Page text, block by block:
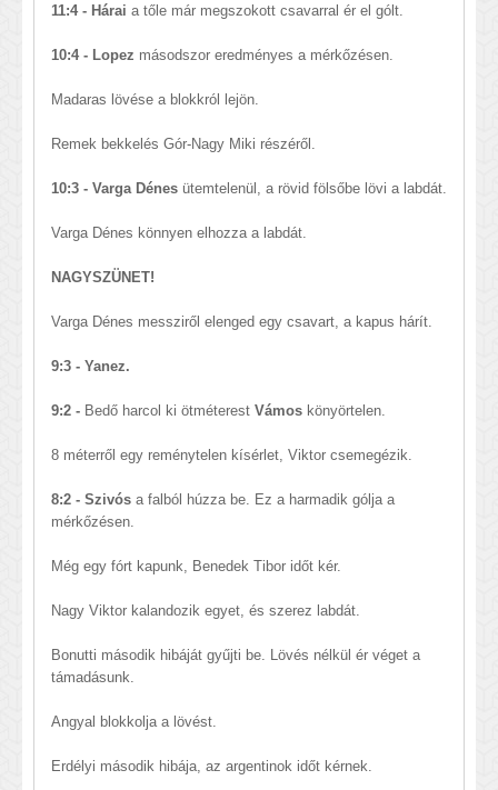
11:4 - Hárai a tőle már megszokott csavarral ér el gólt.
10:4 - Lopez másodszor eredményes a mérkőzésen.
Madaras lövése a blokkról lejön.
Remek bekkelés Gór-Nagy Miki részéről.
10:3 - Varga Dénes ütemtelenül, a rövid fölsőbe lövi a labdát.
Varga Dénes könnyen elhozza a labdát.
NAGYSZÜNET!
Varga Dénes messziről elenged egy csavart, a kapus hárít.
9:3 - Yanez.
9:2 - Bedő harcol ki ötméterest Vámos könyörtelen.
8 méterről egy reménytelen kísérlet, Viktor csemegézik.
8:2 - Szivós a falból húzza be. Ez a harmadik gólja a
mérkőzésen.
Még egy fórt kapunk, Benedek Tibor időt kér.
Nagy Viktor kalandozik egyet, és szerez labdát.
Bonutti második hibáját gyűjti be. Lövés nélkül ér véget a
támadásunk.
Angyal blokkolja a lövést.
Erdélyi második hibája, az argentinok időt kérnek.